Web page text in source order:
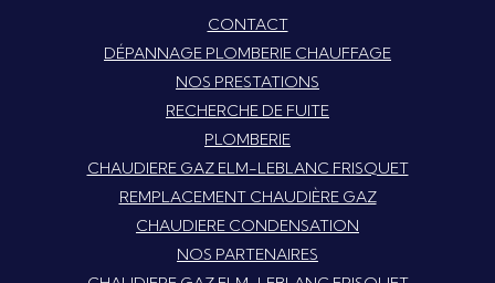
CONTACT
DÉPANNAGE PLOMBERIE CHAUFFAGE
NOS PRESTATIONS
RECHERCHE DE FUITE
PLOMBERIE
CHAUDIERE GAZ ELM-LEBLANC FRISQUET
REMPLACEMENT CHAUDIÈRE GAZ
CHAUDIERE CONDENSATION
NOS PARTENAIRES